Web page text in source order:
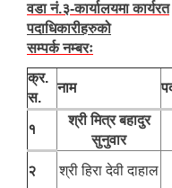
वडा नं.३-कार्यालयमा कार्यरत
पदाधिकारीहरुको
सम्पर्क नम्बरः
क्र.
स.
नाम
१
श्री ‍मित्र बहादुर
सुनुवार
२
श्री हिरा देवी दाहाल